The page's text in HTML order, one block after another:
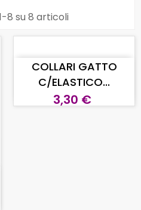
8 su 8 articoliAGGIUNGI AL CARRELLO
COLLARI GATTO
C/ELASTICO...
3,30 €